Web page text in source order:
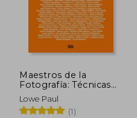
Maestros de la
Fotografía: Técnicas
Creativas de 100
Grandes Fotógrafos
Lowe Paul
(1)